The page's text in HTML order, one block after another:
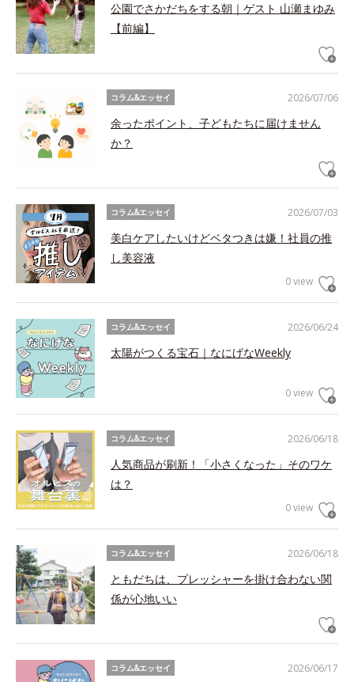
公園でさかだちをする朝｜ゲスト 山瀬まゆみ
【前編】
2026/07/06
コラム&エッセイ
余ったポイント、子どもたちに届けません
か？
2026/07/03
コラム&エッセイ
美白ケアしたいけどベタつきは嫌！社員の推
し美容液
0 view
2026/06/24
コラム&エッセイ
太陽がつくる宝石｜なにげなWeekly
0 view
2026/06/18
コラム&エッセイ
人気商品が刷新！「小さくなった」そのワケ
は？
0 view
2026/06/18
コラム&エッセイ
ともだちは、プレッシャーを掛け合わない関
係が心地いい
2026/06/17
コラム&エッセイ